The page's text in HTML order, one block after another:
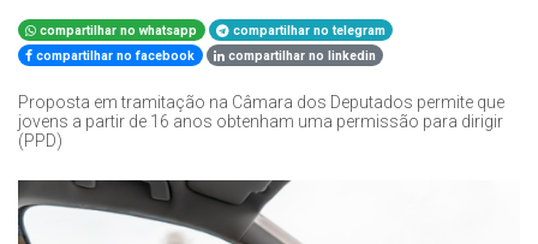
compartilhar no whatsapp
compartilhar no telegram
compartilhar no facebook
compartilhar no linkedin
Proposta em tramitação na Câmara dos Deputados permite que
jovens a partir de 16 anos obtenham uma permissão para dirigir
(PPD)